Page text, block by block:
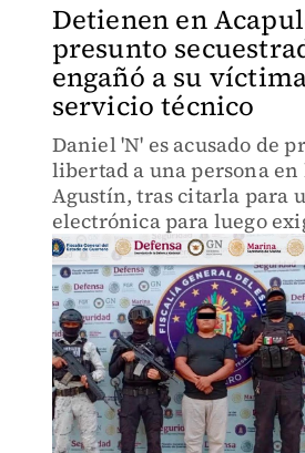
Detienen en
presunto
engañó a su
servicio técnico
Daniel 'N' es acusado de
libertad a una persona en
Agustín, tras citarla para
electrónica para luego
familia.